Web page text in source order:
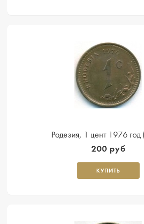
Родезия, 1 цент 1976 год
200 руб
КУПИТЬ